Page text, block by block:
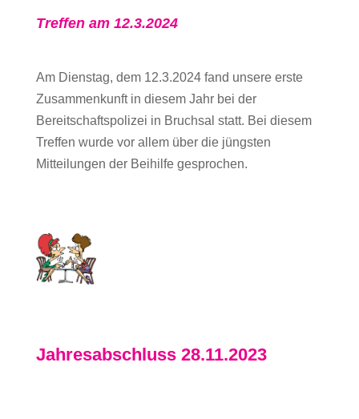
Treffen am 12.3.2024
Am Dienstag, dem 12.3.2024 fand unsere erste
Zusammenkunft in diesem Jahr bei der
Bereitschaftspolizei in Bruchsal statt. Bei diesem
Treffen wurde vor allem über die jüngsten
Mitteilungen der Beihilfe gesprochen.
Jahresabschluss 28.11.2023